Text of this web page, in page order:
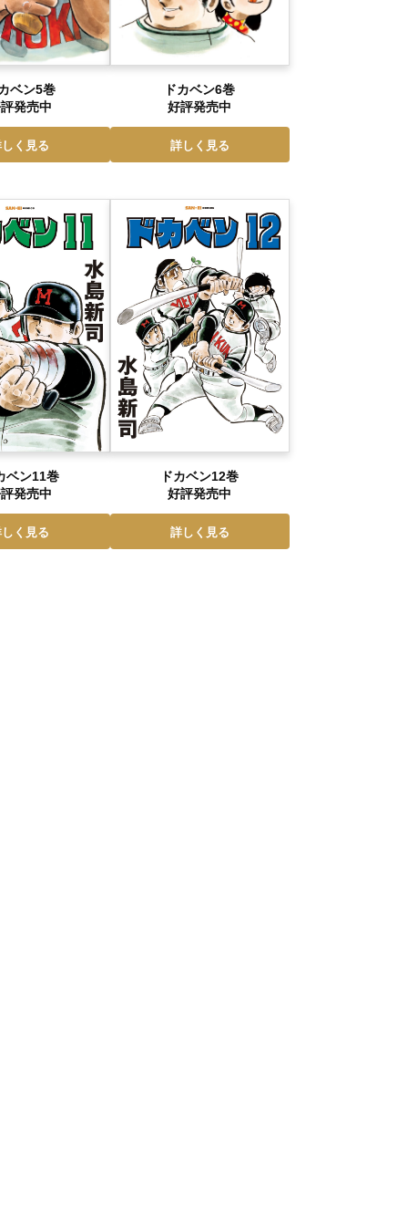
ベン5巻
発売中
く見る
ドカベン6巻
好評発売中
詳しく見る
ベン11巻
発売中
く見る
ドカベン12巻
好評発売中
詳しく見る